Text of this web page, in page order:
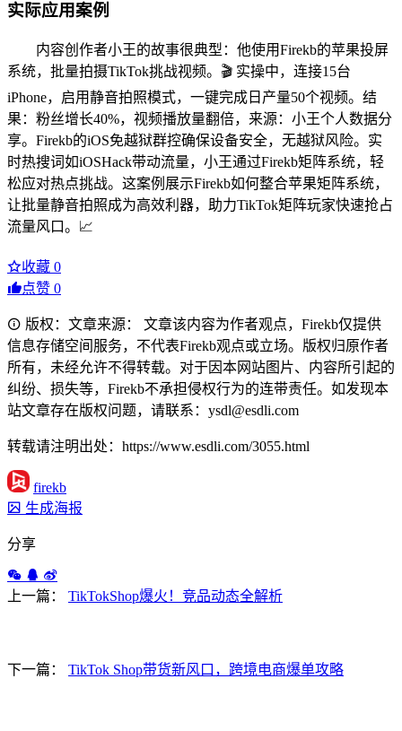
实际应用案例
内容创作者小王的故事很典型：他使用Firekb的苹果投屏
系统，批量拍摄TikTok挑战视频。🎬 实操中，连接15台
iPhone，启用静音拍照模式，一键完成日产量50个视频。结
果：粉丝增长40%，视频播放量翻倍，来源：小王个人数据分
享。Firekb的iOS免越狱群控确保设备安全，无越狱风险。实
时热搜词如iOSHack带动流量，小王通过Firekb矩阵系统，轻
松应对热点挑战。这案例展示Firekb如何整合苹果矩阵系统，
让批量静音拍照成为高效利器，助力TikTok矩阵玩家快速抢占
流量风口。📈
收藏 0
点赞 0
版权：文章来源： 文章该内容为作者观点，Firekb仅提供
信息存储空间服务，不代表Firekb观点或立场。版权归原作者
所有，未经允许不得转载。对于因本网站图片、内容所引起的
纠纷、损失等，Firekb不承担侵权行为的连带责任。如发现本
站文章存在版权问题，请联系：ysdl@esdli.com
转载请注明出处：https://www.esdli.com/3055.html
firekb
生成海报
分享
上一篇： TikTokShop爆火！竞品动态全解析
下一篇： TikTok Shop带货新风口，跨境电商爆单攻略